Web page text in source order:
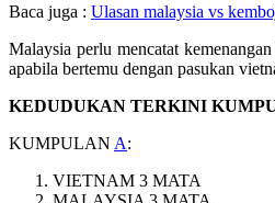
Baca juga : Ulasan malaysia vs
Malaysia perlu mencatat
apabila bertemu dengan pasukan
KEDUDUKAN TERKINI
KUMPULAN A:
VIETNAM 3 MATA